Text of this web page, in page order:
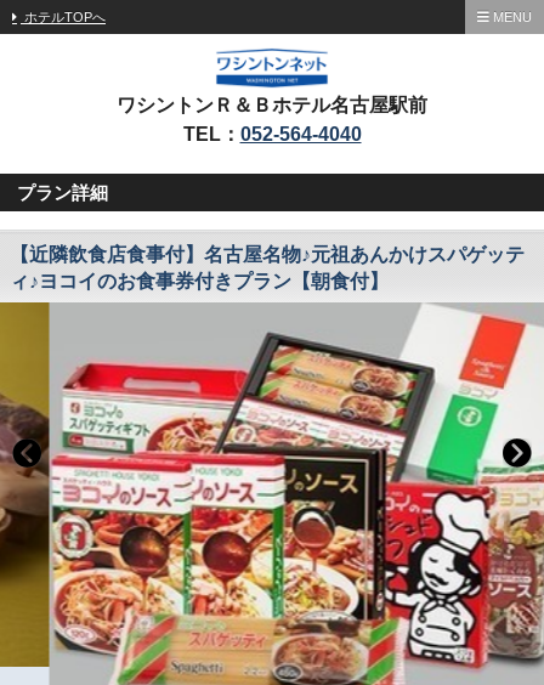
ホテルTOPへ MENU
ワシントンＲ＆Ｂホテル名古屋駅前
TEL： 052-564-4040
プラン詳細
【近隣飲食店食事付】名古屋名物♪元祖あんかけスパゲッテ
ィ♪ヨコイのお食事券付きプラン【朝食付】